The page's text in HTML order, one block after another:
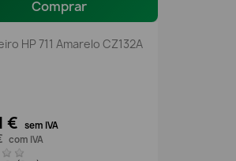
Comprar
HP 711 Amarelo CZ132A
€ sem IVA
com IVA